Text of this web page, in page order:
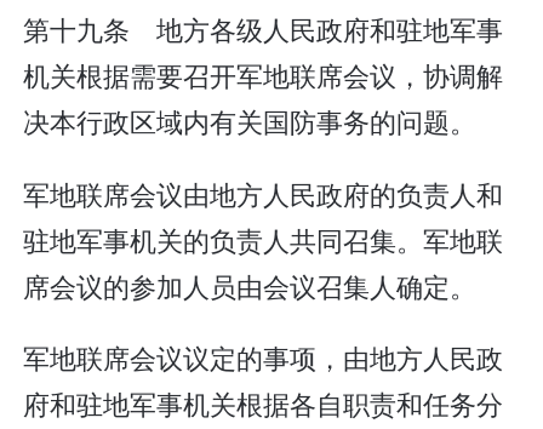
第十九条 地方各级人民政府和驻地军事
机关根据需要召开军地联席会议，协调解
决本行政区域内有关国防事务的问题。
军地联席会议由地方人民政府的负责人和
驻地军事机关的负责人共同召集。军地联
席会议的参加人员由会议召集人确定。
军地联席会议议定的事项，由地方人民政
府和驻地军事机关根据各自职责和任务分